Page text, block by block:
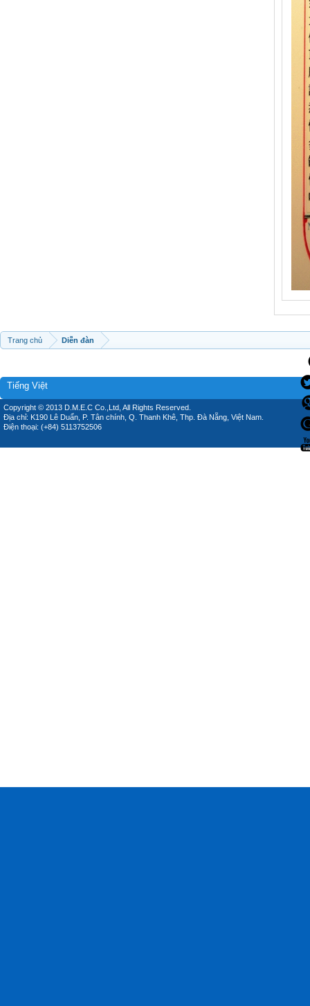
Trang chủ Diễn đàn
Tiếng Việt
Copyright © 2013 D.M.E.C Co.,Ltd, All Rights Reserved.
Địa chỉ: K190 Lê Duẩn, P. Tân chính, Q. Thanh Khê, Thp. Đà Nẵng, Việt Nam.
Điện thoại: (+84) 5113752506